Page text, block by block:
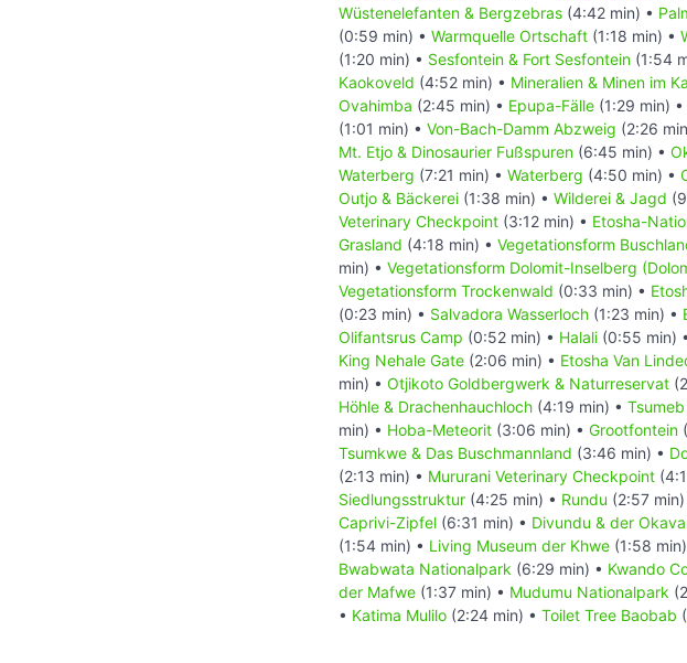
Wüstenelefanten & Bergzebras (4:42 min) •
(0:59 min) • Warmquelle Ortschaft (1:18 min) •
(1:20 min) • Sesfontein & Fort Sesfontein (1:54
Kaokoveld (4:52 min) • Mineralien & Minen im
Ovahimba (2:45 min) • Epupa-Fälle (1:29 min) •
(1:01 min) • Von-Bach-Damm Abzweig (2:26
Mt. Etjo & Dinosaurier Fußspuren (6:45 min) •
Waterberg (7:21 min) • Waterberg (4:50 min) •
Outjo & Bäckerei (1:38 min) • Wilderei & Jagd
Veterinary Checkpoint (3:12 min) • Etosha-
Grasland (4:18 min) • Vegetationsform
min) • Vegetationsform Dolomit-Inselberg
Vegetationsform Trockenwald (0:33 min) •
(0:23 min) • Salvadora Wasserloch (1:23 min) •
Olifantsrus Camp (0:52 min) • Halali (0:55 min) •
King Nehale Gate (2:06 min) • Etosha Van
min) • Otjikoto Goldbergwerk & Naturreservat
Höhle & Drachenhauchloch (4:19 min) • Tsumeb
min) • Hoba-Meteorit (3:06 min) • Grootfontein
Tsumkwe & Das Buschmannland (3:46 min) •
(2:13 min) • Mururani Veterinary Checkpoint
Siedlungsstruktur (4:25 min) • Rundu (2:57 min)
Caprivi-Zipfel (6:31 min) • Divundu & der
(1:54 min) • Living Museum der Khwe (1:58
Bwabwata Nationalpark (6:29 min) • Kwando
der Mafwe (1:37 min) • Mudumu Nationalpark
• Katima Mulilo (2:24 min) • Toilet Tree Baobab